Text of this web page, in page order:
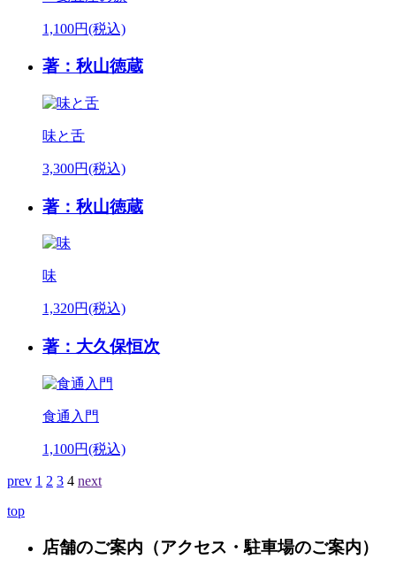
1,100円(税込)
著：秋山徳蔵
味と舌
3,300円(税込)
著：秋山徳蔵
味
1,320円(税込)
著：大久保恒次
食通入門
1,100円(税込)
prev 1 2 3 4 next
top
店舗のご案内 （アクセス・駐車場のご案内）